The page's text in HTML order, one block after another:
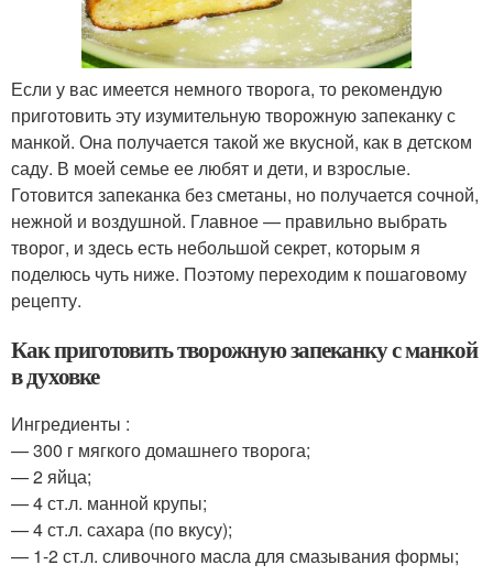
Если у вас имеется немного творога, то рекомендую
приготовить эту изумительную творожную запеканку с
манкой. Она получается такой же вкусной, как в детском
саду. В моей семье ее любят и дети, и взрослые.
Готовится запеканка без сметаны, но получается сочной,
нежной и воздушной. Главное — правильно выбрать
творог, и здесь есть небольшой секрет, которым я
поделюсь чуть ниже. Поэтому переходим к пошаговому
рецепту.
Как приготовить творожную запеканку с манкой
в духовке
Ингредиенты :
— 300 г мягкого домашнего творога;
— 2 яйца;
— 4 ст.л. манной крупы;
— 4 ст.л. сахара (по вкусу);
— 1-2 ст.л. сливочного масла для смазывания формы;